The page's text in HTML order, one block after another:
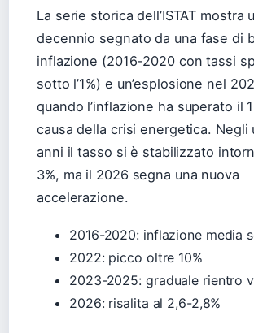
La serie storica dell’ISTAT mostra
decennio segnato da una fase di
inflazione (2016-2020 con tassi
sotto l’1%) e un’esplosione nel
quando l’inflazione ha superato il
causa della crisi energetica. Negli
anni il tasso si è stabilizzato
3%, ma il 2026 segna una nuova
accelerazione.
2016-2020: inflazione media
2022: picco oltre 10%
2023-2025: graduale rientro
2026: risalita al 2,6-2,8%